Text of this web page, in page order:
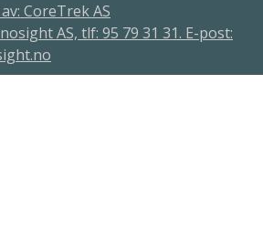
CoreTrek AS
AS, tlf: 95 79 31 31. E-post: